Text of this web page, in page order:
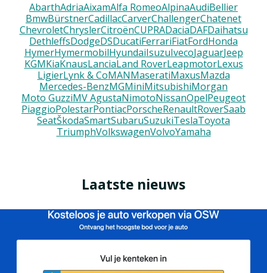
AbarthAdriaAixamAlfa RomeoAlpinaAudiBellier
BmwBürstnerCadillacCarverChallengerChatenet
ChevroletChryslerCitroënCUPRADaciaDAFDaihatsu
DethleffsDodgeDSDucatiFerrariFiatFordHonda
HymerHymermobilHyundaiIsuzuIvecoJaguarJeep
KGMKiaKnausLanciaLand RoverLeapmotorLexus
LigierLynk & CoMANMaseratiMaxusMazda
Mercedes-BenzMGMiniMitsubishiMorgan
Moto GuzziMV AgustaNimotoNissanOpelPeugeot
PiaggioPolestarPontiacPorscheRenaultRoverSaab
SeatŠkodaSmartSubaruSuzukiTeslaToyota
TriumphVolkswagenVolvoYamaha
Laatste nieuws